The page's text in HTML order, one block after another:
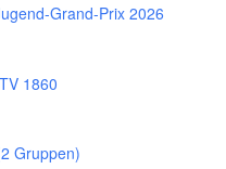
Grand-Prix 2026
1860
Gruppen)